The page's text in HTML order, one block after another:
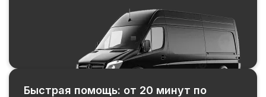
Быстрая помощь: от 20 минут по